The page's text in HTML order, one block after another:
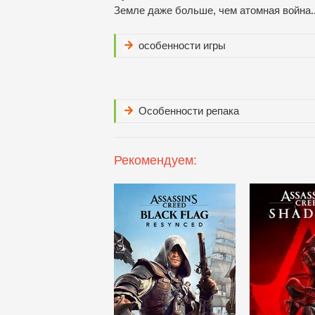
Земле даже больше, чем атомная
особенности игры
Особенности репака
Рекомендуем: